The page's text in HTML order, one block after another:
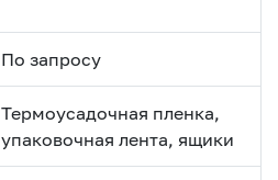
По запросу
Термоусадочная пленка,
упаковочная лента, ящики